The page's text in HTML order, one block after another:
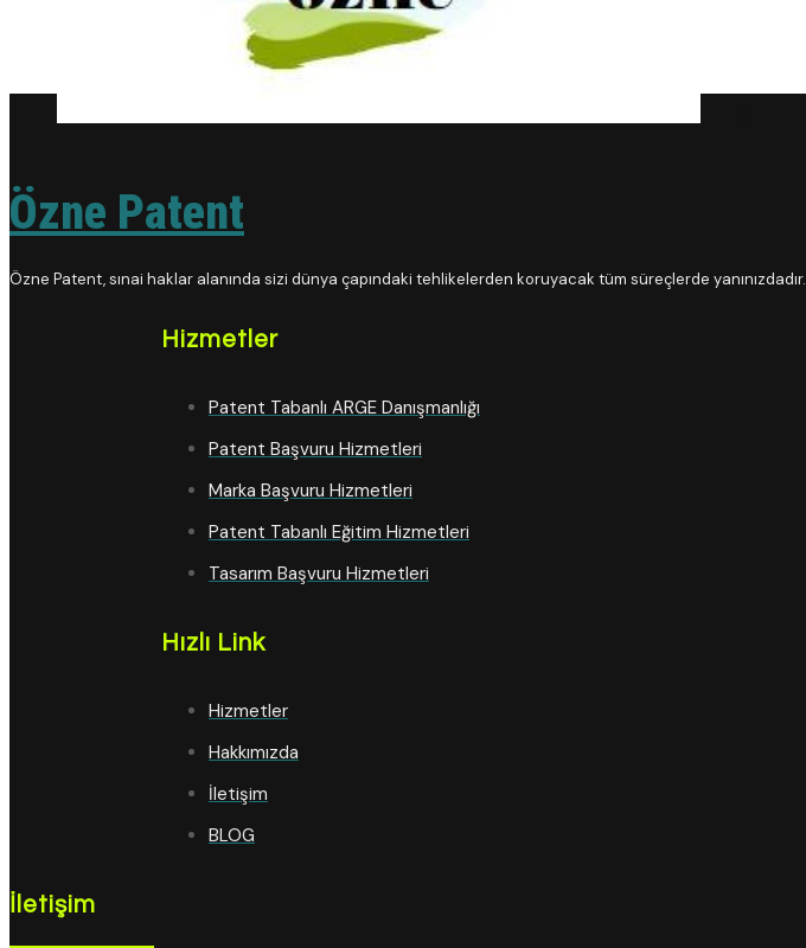
Özne Patent
Özne Patent, sınai haklar alanında sizi dünya çapındaki tehlikelerden koruyacak tüm süreçlerde yanınızdadır.
Hizmetler
Patent Tabanlı ARGE Danışmanlığı
Patent Başvuru Hizmetleri
Marka Başvuru Hizmetleri
Patent Tabanlı Eğitim Hizmetleri
Tasarım Başvuru Hizmetleri
Hızlı Link
Hizmetler
Hakkımızda
İletişim
BLOG
İletişim